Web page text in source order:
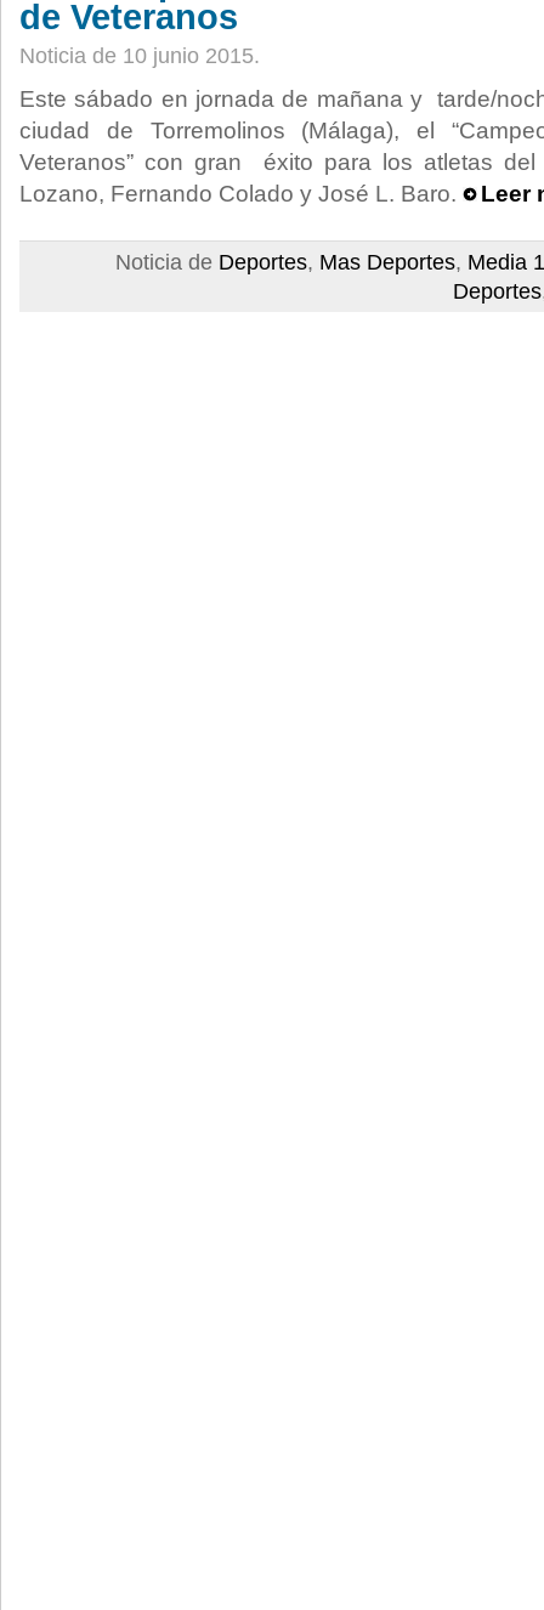
de Veteranos
Noticia de 10 junio 2015.
Este sábado en jornada de mañana y tarde/
ciudad de Torremolinos (Málaga), el
Veteranos” con gran éxito para los atletas
Lozano, Fernando Colado y José L. Baro.
Leer
Noticia de Deportes, Mas Deportes, Media
Deportes